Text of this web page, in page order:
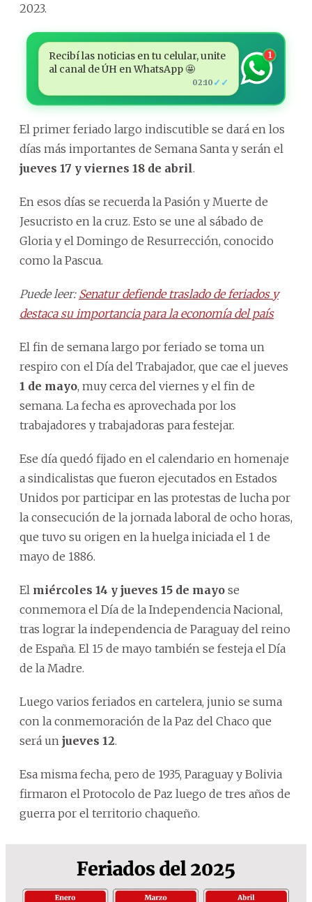
2023.
Recibí las noticias en tu celular, unite
al canal de ÚH en WhatsApp 🤩
02:10 ✓✓
1
El primer feriado largo indiscutible se dará en los
días más importantes de Semana Santa y serán el
jueves 17 y viernes 18 de abril.
En esos días se recuerda la Pasión y Muerte de
Jesucristo en la cruz. Esto se une al sábado de
Gloria y el Domingo de Resurrección, conocido
como la Pascua.
Puede leer: Senatur defiende traslado de feriados y
destaca su importancia para la economía del país
El fin de semana largo por feriado se toma un
respiro con el Día del Trabajador, que cae el jueves
1 de mayo, muy cerca del viernes y el fin de
semana. La fecha es aprovechada por los
trabajadores y trabajadoras para festejar.
Ese día quedó fijado en el calendario en homenaje
a sindicalistas que fueron ejecutados en Estados
Unidos por participar en las protestas de lucha por
la consecución de la jornada laboral de ocho horas,
que tuvo su origen en la huelga iniciada el 1 de
mayo de 1886.
El miércoles 14 y jueves 15 de mayo se
conmemora el Día de la Independencia Nacional,
tras lograr la independencia de Paraguay del reino
de España. El 15 de mayo también se festeja el Día
de la Madre.
Luego varios feriados en cartelera, junio se suma
con la conmemoración de la Paz del Chaco que
será un jueves 12.
Esa misma fecha, pero de 1935, Paraguay y Bolivia
firmaron el Protocolo de Paz luego de tres años de
guerra por el territorio chaqueño.